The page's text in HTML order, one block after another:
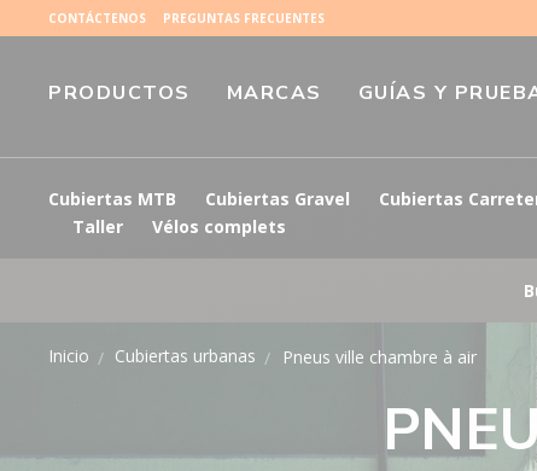
CONTÁCTENOS PREGUNTAS FRECUENTES
PRODUCTOS MARCAS GUÍAS Y
Cubiertas MTB Cubiertas Gravel Cubiertas
Taller
Vélos complets
Inicio Cubiertas urbanas Pneus ville chambre à air